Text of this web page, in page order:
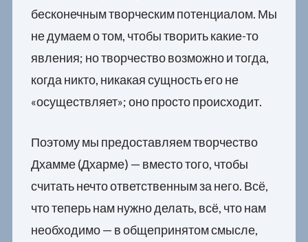
бесконечным творческим потенциалом. Мы
не думаем о том, чтобы творить какие-то
явления; но творчество возможно и тогда,
когда никто, никакая сущность его не
«осуществляет»; оно просто происходит.
Поэтому мы предоставляем творчество
Дхамме (Дхарме) — вместо того, чтобы
считать нечто ответственным за него. Всё,
что теперь нам нужно делать, всё, что нам
необходимо — в общепринятом смысле,